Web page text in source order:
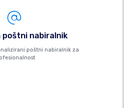
poštni nabiralnik
poštni nabiralnik za